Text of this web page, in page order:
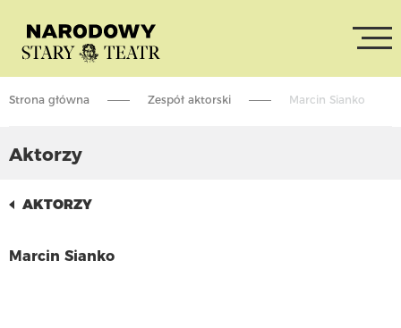
Strona główna Zespół aktorski Marcin Sianko
Aktorzy
AKTORZY
Marcin Sianko